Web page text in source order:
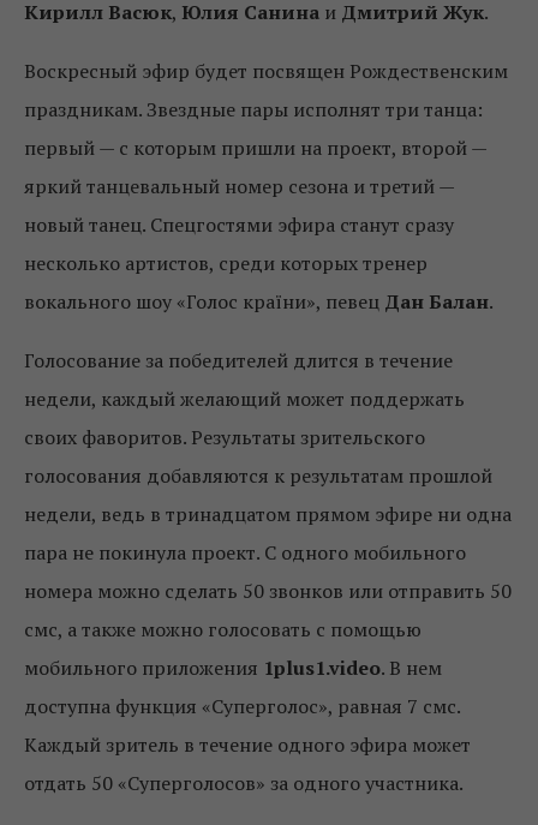
Кирилл Васюк, Юлия Санина и Дмитрий Жук.
Воскресный эфир будет посвящен Рождественским
праздникам. Звездные пары исполнят три танца:
первый — с которым пришли на проект, второй —
яркий танцевальный номер сезона и третий —
новый танец. Спецгостями эфира станут сразу
несколько артистов, среди которых тренер
вокального шоу «Голос країни», певец Дан Балан.
Голосование за победителей длится в течение
недели, каждый желающий может поддержать
своих фаворитов. Результаты зрительского
голосования добавляются к результатам прошлой
недели, ведь в тринадцатом прямом эфире ни одна
пара не покинула проект. С одного мобильного
номера можно сделать 50 звонков или отправить 50
смс, а также можно голосовать с помощью
мобильного приложения 1plus1.video. В нем
доступна функция «Суперголос», равная 7 смс.
Каждый зритель в течение одного эфира может
отдать 50 «Суперголосов» за одного участника.